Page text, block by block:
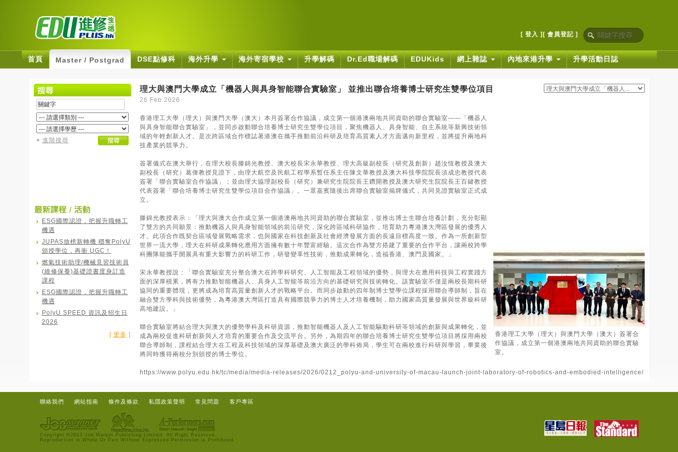
[ 登入 ] [ 會員登記 ]
首頁 Master / Postgrad DSE點修科 海外升學 海外寄宿學校 升學解碼 Dr.Ed職場解碼 EDUKids 網上雜誌 內地來港升學 升學活動日誌
+ 進階搜尋
ESG國際認證，把握升職轉工
機遇
JUPAS放榜新轉機 穩奪PolyU
頒授學位，再衝 UGC！
燃氣技術助理/機械見習技術員
(維修保養)基礎證書度身訂造
課程
ESG國際認證，把握升職轉工
機遇
PolyU SPEED 資訊及招生日
2026
[ 更多 ]
理大與澳門大學成立「機器人與具身智能聯合實驗室」 並推出聯合培養博士研究生雙學位項目
26 Feb 2026
香港理工大學（理大）與澳門大學（澳大）簽署合
作協議，成立第一個港澳兩地共同資助的聯合實驗
室。
香港理工大學（理大）與澳門大學（澳大）本月簽署合作協議，成立第一個港澳兩地共同資助的聯合實驗室——「機器人
與具身智能聯合實驗室」，並同步啟動聯合培養博士研究生雙學位項目，聚焦機器人、具身智能、自主系統等新興技術領
域的年輕創新人才。是次跨區域合作標誌著港澳在攜手推動前沿科研及培育高質素人才方面邁向新里程，並將提升兩地科
技產業的競爭力。
簽署儀式在澳大舉行，在理大校長滕錦光教授、澳大校長宋永華教授、理大高級副校長（研究及創新）趙汝恆教授及澳大
副校長（研究）葛偉教授見證下，由理大航空及民航工程學系暫任系主任陳文華教授及澳大科技學院院長須成忠教授代表
簽署「聯合實驗室合作協議」；並由理大協理副校長（研究）兼研究生院院長王鑽開教授及澳大研究生院院長王百鍵教授
代表簽署「聯合培養博士研究生雙學位項目合作協議」。一眾嘉賓隨後出席聯合實驗室揭牌儀式，共同見證實驗室正式成
立。
滕錦光教授表示：「理大與澳大合作成立第一個港澳兩地共同資助的聯合實驗室，並推出博士生聯合培養計劃，充分彰顯
了雙方的共同願景：推動機器人與具身智能領域的前沿研究，深化跨區域科研協作，培育助力粵港澳大灣區發展的優秀人
才。此項合作既契合區域發展戰略需求，也與國家在科技創新及社會經濟發展方面的長遠目標高度一致。作為一所創新型
世界一流大學，理大在科研成果轉化應用方面擁有數十年豐富經驗。這次合作為雙方搭建了重要的合作平台，讓兩校跨學
科團隊能攜手開展具有重大影響力的科研工作，研發變革性技術，推動成果轉化，造福香港、澳門及國家。」
宋永華教授說：「聯合實驗室充分整合澳大在跨學科研究、人工智能及工程領域的優勢，與理大在應用科技與工程實踐方
面的深厚積累，將有力推動智能機器人、具身人工智能等前沿方向的基礎研究與技術轉化。該實驗室不僅是兩校長期科研
協同的重要體現，更將成為培育高質量創新人才的戰略平台。而同步啟動的四年制博士雙學位課程採用聯合導師制，旨在
融合雙方學科與技術優勢，為粵港澳大灣區打造具有國際競爭力的博士人才培養機制，助力國家高質量發展與世界級科研
高地建設。」
聯合實驗室將結合理大與澳大的優勢學科及科研資源，推動智能機器人及人工智能驅動科研等領域的創新與成果轉化，並
成為兩校促進科研創新與人才培育的重要合作及交流平台。另外，為期四年的聯合培養博士研究生雙學位項目將採用兩校
聯合導師制，課程結合理大在工程及科技領域的深厚基礎及澳大廣泛的學科佈局，學生可在兩校進行科研與學習，畢業後
將同時獲得兩校分別頒授的博士學位。
https://www.polyu.edu.hk/tc/media/media-releases/2026/0212_polyu-and-university-of-macau-launch-joint-laboratory-of-robotics-and-embodied-intelligence/
聯絡我們 網站指南 條件及條款 私隱政策聲明 常見問題 客戶專區
Copyright ©2013 Job Market Publishing Limited. All Right Reserved.
Reproduction in Whole Or Part Without Expressed Permission is Prohibited.